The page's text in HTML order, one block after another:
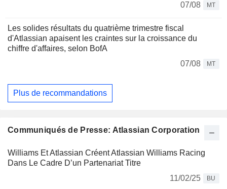
07/08
MT
Les solides résultats du quatrième trimestre fiscal
d'Atlassian apaisent les craintes sur la croissance du
chiffre d'affaires, selon BofA
07/08
MT
Plus de recommandations
Communiqués de Presse: Atlassian Corporation
Williams Et Atlassian Créent Atlassian Williams Racing
Dans Le Cadre D’un Partenariat Titre
11/02/25
BU